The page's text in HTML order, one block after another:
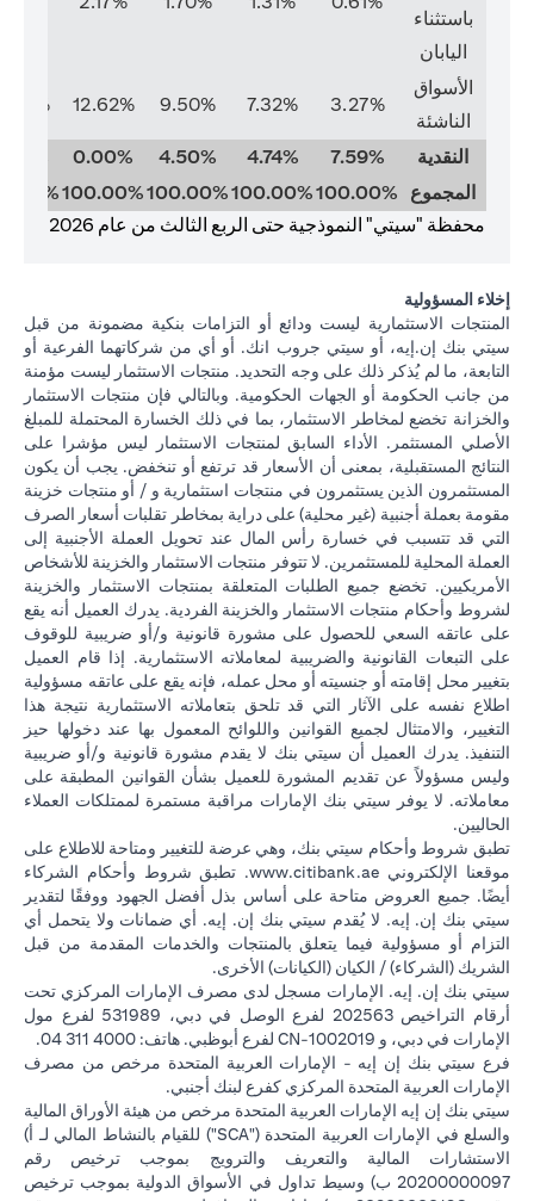
باستثناء
اليابان
الأسواق
الناشئة
3.27%
7.32%
9.50%
12.62%
النقدية 7.59%
4.74%
4.50%
0.00%
المجموع
100.00%
100.00%
100.00%
100.00%
محفظة "سيتي" النموذجية حتى الربع الثالث من عام 2026
إخلاء المسؤولية
المنتجات الاستثمارية ليست ودائع أو التزامات بنكية مضمونة من قبل
سيتي بنك إن.إيه، أو سيتي جروب انك. أو أي من شركاتهما الفرعية أو
التابعة، ما لم يُذكر ذلك على وجه التحديد. منتجات الاستثمار ليست مؤمنة
من جانب الحكومة أو الجهات الحكومية. وبالتالي فإن منتجات الاستثمار
والخزانة تخضع لمخاطر الاستثمار، بما في ذلك الخسارة المحتملة للمبلغ
الأصلي المستثمر. الأداء السابق لمنتجات الاستثمار ليس مؤشرا على
النتائج المستقبلية، بمعنى أن الأسعار قد ترتفع أو تنخفض. يجب أن يكون
المستثمرون الذين يستثمرون في منتجات استثمارية و / أو منتجات خزينة
مقومة بعملة أجنبية (غير محلية) على دراية بمخاطر تقلبات أسعار الصرف
التي قد تتسبب في خسارة رأس المال عند تحويل العملة الأجنبية إلى
العملة المحلية للمستثمرين. لا تتوفر منتجات الاستثمار والخزينة للأشخاص
الأمريكيين. تخضع جميع الطلبات المتعلقة بمنتجات الاستثمار والخزينة
لشروط وأحكام منتجات الاستثمار والخزينة الفردية. يدرك العميل أنه يقع
على عاتقه السعي للحصول على مشورة قانونية و/أو ضريبية للوقوف
على التبعات القانونية والضريبية لمعاملاته الاستثمارية. إذا قام العميل
بتغيير محل إقامته أو جنسيته أو محل عمله، فإنه يقع على عاتقه مسؤولية
اطلاع نفسه على الآثار التي قد تلحق بتعاملاته الاستثمارية نتيجة هذا
التغيير، والامتثال لجميع القوانين واللوائح المعمول بها عند دخولها حيز
التنفيذ. يدرك العميل أن سيتي بنك لا يقدم مشورة قانونية و/أو ضريبية
وليس مسؤولاً عن تقديم المشورة للعميل بشأن القوانين المطبقة على
معاملاته. لا يوفر سيتي بنك الإمارات مراقبة مستمرة لممتلكات العملاء
الحاليين.
تطبق شروط وأحكام سيتي بنك، وهي عرضة للتغيير ومتاحة للاطلاع على
موقعنا الإلكتروني www.citibank.ae
(opens in a new tab). تطبق شروط وأحكام الشركاء
أيضًا. جميع العروض متاحة على أساس بذل أفضل الجهود ووفقًا لتقدير
سيتي بنك إن. إيه. لا يُقدم سيتي بنك إن. إيه. أي ضمانات ولا يتحمل أي
التزام أو مسؤولية فيما يتعلق بالمنتجات والخدمات المقدمة من قبل
الشريك (الشركاء) / الكيان (الكيانات) الأخرى.
سيتي بنك إن. إيه. الإمارات مسجل لدى مصرف الإمارات المركزي تحت
أرقام التراخيص 202563 لفرع الوصل في دبي، 531989 لفرع مول
الإمارات في دبي، و CN-1002019 لفرع أبوظبي. هاتف: 4000 311 04.
فرع سيتي بنك إن إيه - الإمارات العربية المتحدة مرخص من مصرف
الإمارات العربية المتحدة المركزي كفرع لبنك أجنبي.
سيتي بنك إن إيه الإمارات العربية المتحدة مرخص من هيئة الأوراق المالية
والسلع في الإمارات العربية المتحدة ("SCA") للقيام بالنشاط المالي لـ أ)
الاستشارات المالية والتعريف والترويج بموجب ترخيص رقم
20200000097 ب) وسيط تداول في الأسواق الدولية بموجب ترخيص